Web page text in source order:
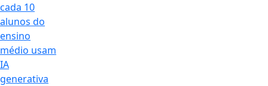
cada 10
alunos do
ensino
médio usam
IA
generativa